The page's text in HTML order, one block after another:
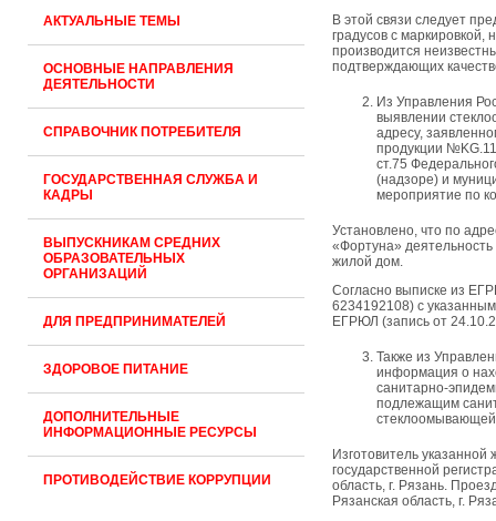
АКТУАЛЬНЫЕ ТЕМЫ
ОСНОВНЫЕ НАПРАВЛЕНИЯ
ДЕЯТЕЛЬНОСТИ
СПРАВОЧНИК ПОТРЕБИТЕЛЯ
ГОСУДАРСТВЕННАЯ СЛУЖБА И
КАДРЫ
ВЫПУСКНИКАМ СРЕДНИХ
ОБРАЗОВАТЕЛЬНЫХ
ОРГАНИЗАЦИЙ
ДЛЯ ПРЕДПРИНИМАТЕЛЕЙ
ЗДОРОВОЕ ПИТАНИЕ
ДОПОЛНИТЕЛЬНЫЕ
ИНФОРМАЦИОННЫЕ РЕСУРСЫ
ПРОТИВОДЕЙСТВИЕ КОРРУПЦИИ
В этой связи следует
градусов с
производится
подтверждающих
Из Управления
выявлении
адресу,
продукции
ст.75
(надзоре) и
мероприятие по
Установлено, что по
«Фортуна»
жилой дом.
Согласно выписке из
6234192108) с
ЕГРЮЛ (запись от
Также из
информация о
санитарно-
подлежащим
Изготовитель указанной
государственной
область, г. Рязань.
Рязанская область, г.